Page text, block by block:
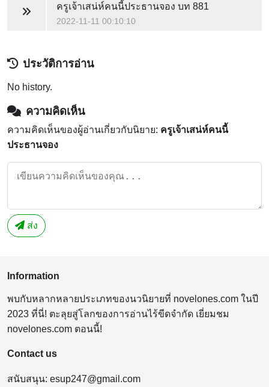
ครูเจ้าเสน่ห์คนนี้ประธานจอง บท 881
2022-11-11 00:10:10
ประวัติการอ่าน
No history.
ความคิดเห็น
ความคิดเห็นของผู้อ่านเกี่ยวกับนิยาย: ครูเจ้าเสน่ห์คนนี้
ประธานจอง
ส่ง
Information
พบกับหลากหลายประเภทของนวนิยายที่ novelones.com ในปี
2023 ที่นี่! ตะลุยสู่โลกของการอ่านไร้ขีดจำกัด เยี่ยมชม
novelones.com ตอนนี้!
Contact us
สนับสนุน: esup247@gmail.com